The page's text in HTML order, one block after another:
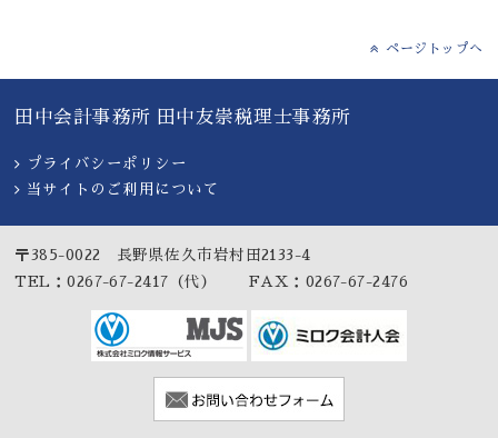
ページトップへ
田中会計事務所 田中友崇税理士事務所
プライバシーポリシー
当サイトのご利用について
〒385-0022 長野県佐久市岩村田2133-4
TEL：0267-67-2417（代） FAX：0267-67-2476